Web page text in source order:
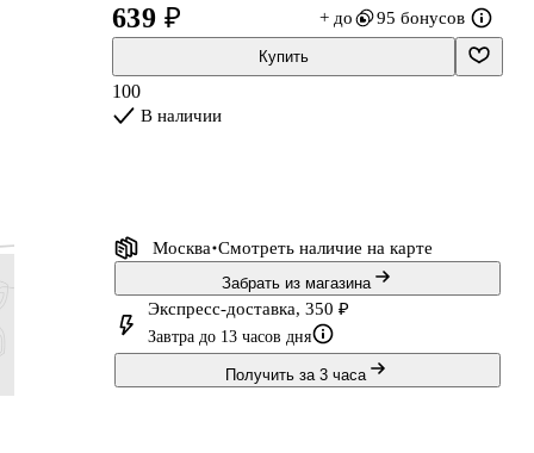
639 ₽ + до 95 бонусов
Купить
100
В наличии
Москва Смотреть наличие на карте
Забрать из магазина
Экспресс-доставка, 350 ₽
Завтра до 13 часов дня
Получить за 3 часа